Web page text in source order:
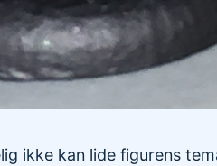
ikke kan lide figurens